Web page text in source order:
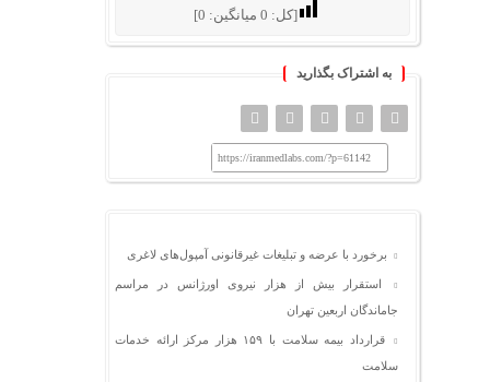
[کل: 0میانگین: 0
]
به اشتراک بگذارید
https://iranmedlabs.com/?p=61142
برخورد با عرضه و تبلیغات غیرقانونی آمپول‌های لاغری
استقرار بیش از هزار نیروی اورژانس در مراسم
جاماندگان اربعین تهران
قرارداد بیمه سلامت با ۱۵۹ هزار مرکز ارائه خدمات
سلامت